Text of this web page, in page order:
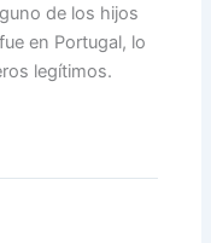
de los hijos
en Portugal, lo
legítimos.